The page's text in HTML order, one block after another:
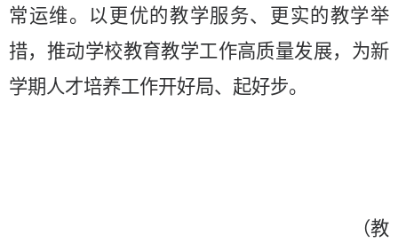
常运维。以更优的教学服务、更实的教学举
措，推动学校教育教学工作高质量发展，为新
学期人才培养工作开好局、起好步。
（教